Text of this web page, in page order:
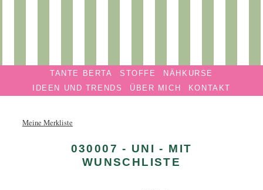
BERTA
Privatmanufaktur
Navigation überspringenTANTE BERTA STOFFE
NÄHKURSE
IDEEN UND TRENDS
ÜBER MICH KONTAKT
Meine Merkliste
030007 - UNI - MIT
WUNSCHLISTE